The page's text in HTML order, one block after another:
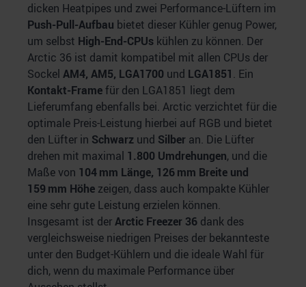
dicken Heatpipes und zwei Performance-Lüftern im
Push-Pull-Aufbau bietet dieser Kühler genug Power,
um selbst High-End-CPUs kühlen zu können. Der
Arctic 36 ist damit kompatibel mit allen CPUs der
Sockel AM4, AM5, LGA1700 und LGA1851. Ein
Kontakt-Framefür den LGA1851 liegt dem
Lieferumfang ebenfalls bei. Arctic verzichtet für die
optimale Preis-Leistung hierbei auf RGB und bietet
den Lüfter in Schwarz und Silber an. Die Lüfter
drehen mit maximal 1.800 Umdrehungen, und die
Maße von 104 mm Länge, 126 mm Breite und
159 mm Höhe zeigen, dass auch kompakte Kühler
eine sehr gute Leistung erzielen können.
Insgesamt ist derArctic Freezer 36 dank des
vergleichsweise niedrigen Preises der bekannteste
unter den Budget-Kühlern und die ideale Wahl für
dich, wenn du maximale Performance über